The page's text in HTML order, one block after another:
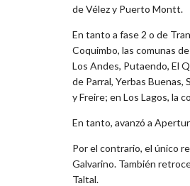
de Vélez y Puerto Montt.
En tanto a fase 2 o de
Coquimbo, las comunas
Los Andes, Putaendo, El
de Parral, Yerbas Buenas,
y Freire; en Los Lagos, la
En tanto, avanzó a
Por el contrario, el único
Galvarino. También
Taltal.